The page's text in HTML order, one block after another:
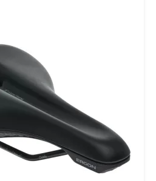
langeafstandsritten en
op toer- of stadsfietsen
speciale fietsbroek,
met ondergoed en
op zadels die niet
Bovendien zitten ze veel
ze nauwelijks van
hoopt zich op met
als gevolg - duidelijk